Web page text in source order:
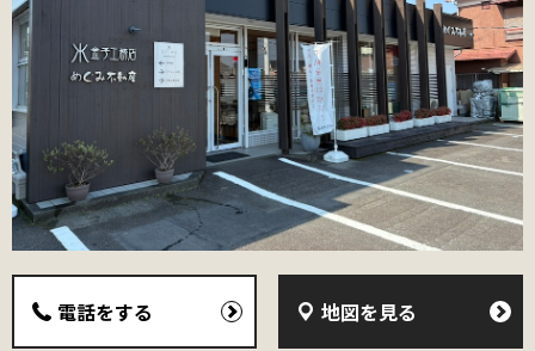
電話をする 地図を見る